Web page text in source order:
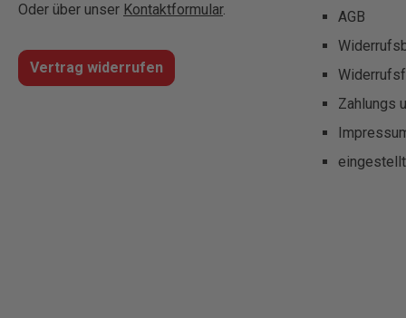
Oder über unser Kontaktformular.
Vertrag widerrufen
AGB
Zahlungs